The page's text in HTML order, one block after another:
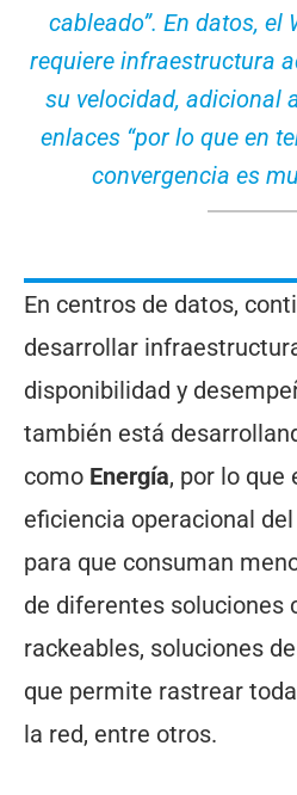
cableado”. En datos, el
requiere infraestructura
su velocidad, adicional
enlaces “por lo que en
convergencia es
En centros de datos,
desarrollar
disponibilidad y
también está
como Energía, por lo que
eficiencia operacional
para que consuman
de diferentes soluciones
rackeables, soluciones
que permite rastrear
la red, entre otros.